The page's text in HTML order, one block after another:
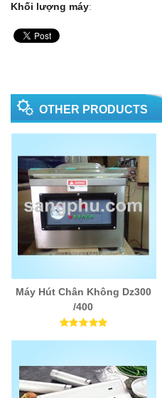
Khối lượng máy:
OTHER PRODUCTS
Máy Hút Chân Không Dz300
/400